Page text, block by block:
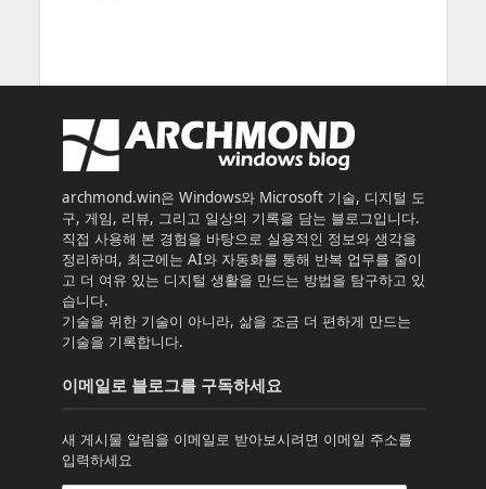
archmond.win은 Windows와 Microsoft 기술, 디지털 도
구, 게임, 리뷰, 그리고 일상의 기록을 담는 블로그입니다.
직접 사용해 본 경험을 바탕으로 실용적인 정보와 생각을
정리하며, 최근에는 AI와 자동화를 통해 반복 업무를 줄이
고 더 여유 있는 디지털 생활을 만드는 방법을 탐구하고 있
습니다.
기술을 위한 기술이 아니라, 삶을 조금 더 편하게 만드는
기술을 기록합니다.
이메일로 블로그를 구독하세요
새 게시물 알림을 이메일로 받아보시려면 이메일 주소를
입력하세요